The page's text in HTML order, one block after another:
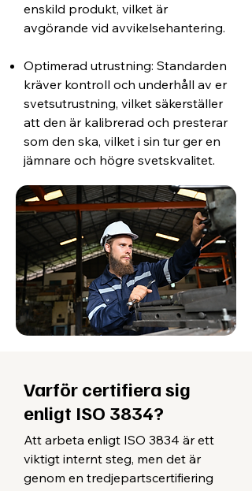
enskild produkt, vilket är
avgörande vid avvikelsehantering.
Optimerad utrustning: Standarden
kräver kontroll och underhåll av er
svetsutrustning, vilket säkerställer
att den är kalibrerad och presterar
som den ska, vilket i sin tur ger en
jämnare och högre svetskvalitet.
Varför certifiera sig
enligt ISO 3834?
Att arbeta enligt ISO 3834 är ett
viktigt internt steg, men det är
genom en tredjepartscertifiering